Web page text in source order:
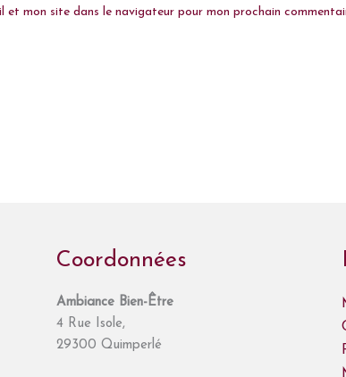
et mon site dans le navigateur pour mon prochain
Coordonnées
Ambiance Bien-Être
4 Rue Isole,
29300 Quimperlé